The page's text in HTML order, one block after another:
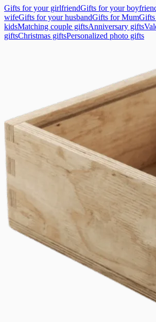
Gifts for your girlfriendGifts for your
wifeGifts for your husbandGifts for Mum
kidsMatching couple giftsAnniversary gifts
giftsChristmas giftsPersonalized photo gifts